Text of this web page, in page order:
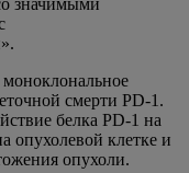
смерти PD-1.
белка PD-1 на
опухолевой клетке и
опухоли.